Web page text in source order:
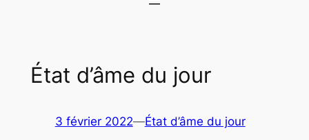
État d’âme du jour
3 février 2022—État d’âme du jour